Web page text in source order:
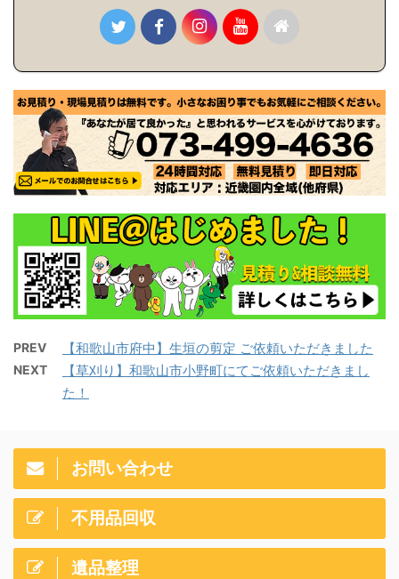
PREV 【和歌山市府中】生垣の剪定 ご依頼いただきました
NEXT
【草刈り】和歌山市小野町にてご依頼いただきまし
た！
お問い合わせ
不用品回収
遺品整理